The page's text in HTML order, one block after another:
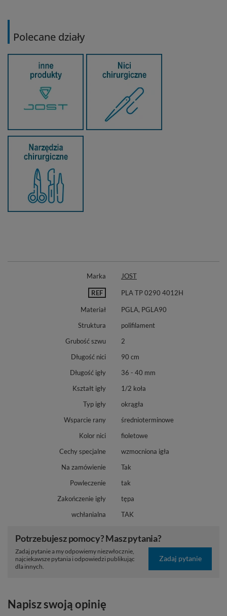
Polecane działy
Marka JOST
REF PLA TP 0290 4012H
Materiał
PGLA, PGLA90
Struktura
polifilament
Grubość szwu
2
Długość nici
90 cm
Długość igły
36 - 40 mm
Kształt igły
1/2 koła
Typ igły
okrągła
Wsparcie rany
średnioterminowe
Kolor nici
fioletowe
Cechy specjalne
wzmocniona igła
Na zamówienie
Tak
Powleczenie
tak
Zakończenie igły
tępa
wchłanialna
TAK
Potrzebujesz pomocy? Masz pytania?
Zadaj pytanie a my odpowiemy niezwłocznie,
najciekawsze pytania i odpowiedzi publikując
dla innych.
Zadaj pytanie
Napisz swoją opinię